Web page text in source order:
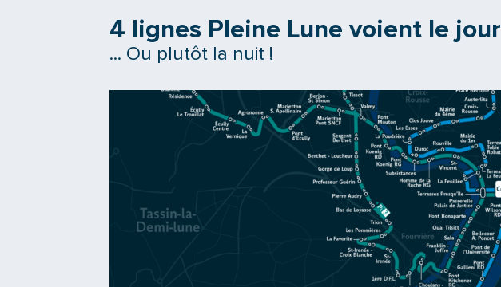
4 lignes Pleine Lune voient le jour
... Ou plutôt la nuit !